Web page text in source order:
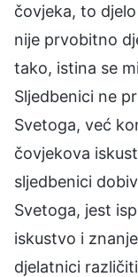
čovjeka, to
nije prvobitno
tako, istina se
Sljedbenici ne
Svetoga, već
čovjekova
sljedbenici
Svetoga, jest
iskustvo i
djelatnici